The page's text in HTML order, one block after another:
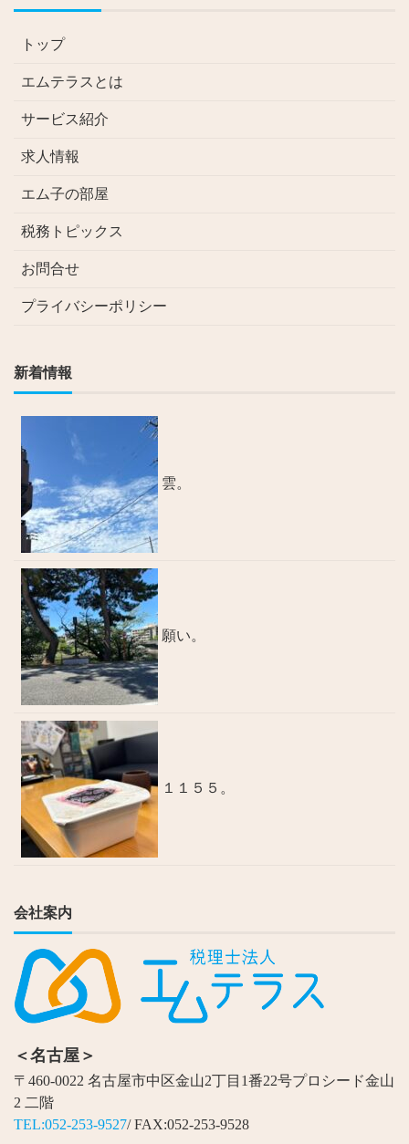
トップ
エムテラスとは
サービス紹介
求人情報
エム子の部屋
税務トピックス
お問合せ
プライバシーポリシー
新着情報
雲。
願い。
１１５５。
会社案内
＜名古屋＞
〒460-0022 名古屋市中区金山2丁目1番22号プロシード金山
2 二階
TEL:052-253-9527/ FAX:052-253-9528